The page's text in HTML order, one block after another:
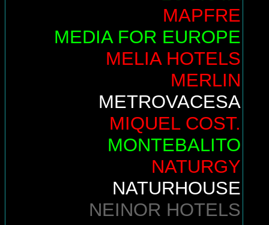
MAPFRE
MEDIA FOR EUROPE
MELIA HOTELS
MERLIN
METROVACESA
MIQUEL COST.
MONTEBALITO
NATURGY
NATURHOUSE
NEINOR HOTELS